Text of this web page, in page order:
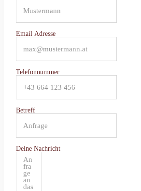
Email Adresse
Telefonnummer
Betreff
Deine Nachricht